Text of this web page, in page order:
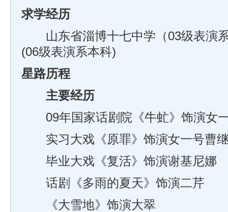
求学经历
山东省淄博十七中学（03级表
(06级表演系本科)
星路历程
主要经历
09年国家话剧院《牛虻》饰演女
实习大戏《原罪》饰演女一号曹
毕业大戏《复活》饰演谢基尼娜
话剧《多雨的夏天》饰演二芹
《大雪地》饰演大翠